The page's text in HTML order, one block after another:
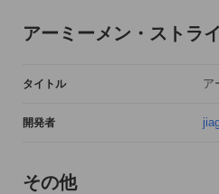
この世界では、ラジコンで謎の部
を探したり、友達と軍団を作って
駆け抜け、戦略を駆使して敵を倒
に命令を与えて、今すぐ戦場へ向
アーミーメン・ストラ
タイトル ア
開発者
その他